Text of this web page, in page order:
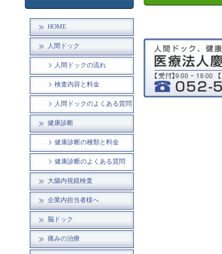
HOME
人間ドック
人間ドックの流れ
検査内容と料金
人間ドックのよくある質問
健康診断
健康診断の種類と料金
健康診断のよくある質問
大腸内視鏡検査
企業内担当者様へ
脳ドック
痛みの治療